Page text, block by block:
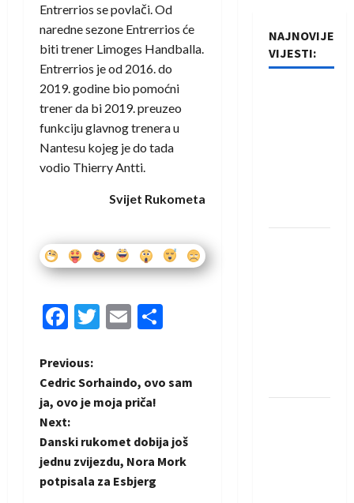
Entrerrios se povlači. Od
naredne sezone Entrerrios će
biti trener Limoges Handballa.
Entrerrios je od 2016. do
2019. godine bio pomoćni
trener da bi 2019. preuzeo
funkciju glavnog trenera u
Nantesu kojeg je do tada
vodio Thierry Antti.
Svijet Rukometa
Facebook
Twitter
Email
P
o
s
t
Previous:
Cedric Sorhaindo, ovo sam
ja, ovo je moja priča!
Next:
Danski rukomet dobija još
jednu zvijezdu, Nora Mork
potpisala za Esbjerg
NAJNOVIJE
VIJESTI: